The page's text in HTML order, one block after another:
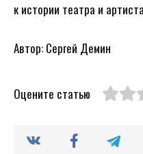
к истории театра и
Автор: Сергей Демин
Оцените статью